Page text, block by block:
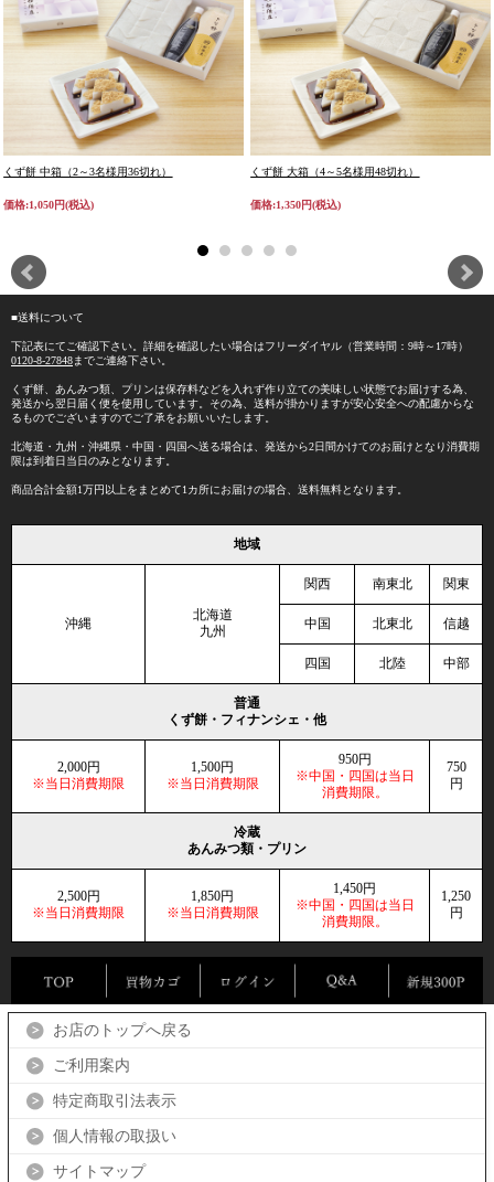
くず餅 中箱（2～3名様用36切れ）
価格:1,050円(税込)
くず餅 大箱（4～5名様用48切れ）
価格:1,350円(税込)
■送料について
下記表にてご確認下さい。詳細を確認したい場合はフリーダイヤル（営業時間：9時～17時）
0120-8-27848までご連絡下さい。
くず餅、あんみつ類、プリンは保存料などを入れず作り立ての美味しい状態でお届けする為、
発送から翌日届く便を使用しています。その為、送料が掛かりますが安心安全への配慮からな
るものでございますのでご了承をお願いいたします。
北海道・九州・沖縄県・中国・四国へ送る場合は、発送から2日間かけてのお届けとなり消費期
限は到着日当日のみとなります。
商品合計金額1万円以上をまとめて1カ所にお届けの場合、送料無料となります。
地域
沖縄
北海道
九州
関西 南東北 関東
中国 北東北 信越
四国 北陸 中部
普通
くず餅・フィナンシェ・他
2,000円
※当日消費期限
1,500円
※当日消費期限
950円
※中国・四国は当日
消費期限。
750
円
冷蔵
あんみつ類・プリン
2,500円
※当日消費期限
1,850円
※当日消費期限
1,450円
※中国・四国は当日
消費期限。
1,250
円
お店のトップへ戻る
ご利用案内
特定商取引法表示
個人情報の取扱い
サイトマップ